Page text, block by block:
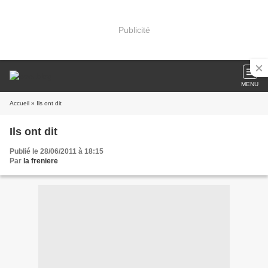
Publicité
MENU
Accueil » Ils ont dit
Ils ont dit
Publié le 28/06/2011 à 18:15
Par la freniere